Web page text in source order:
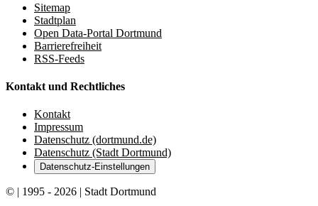
Sitemap
Stadtplan
Open Data-Portal Dortmund
Barrierefreiheit
RSS-Feeds
Kontakt und Rechtliches
Kontakt
Impressum
Datenschutz (dortmund.de)
Datenschutz (Stadt Dortmund)
Datenschutz-Einstellungen
© | 1995 - 2026 | Stadt Dortmund